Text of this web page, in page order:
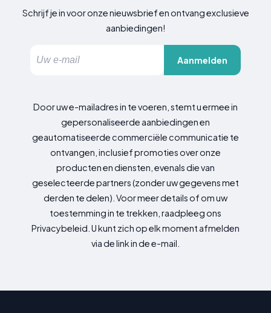
Schrijf je in voor onze nieuwsbrief en ontvang exclusieve
aanbiedingen!
Aanmelden
Door uw e-mailadres in te voeren, stemt u ermee in
gepersonaliseerde aanbiedingen en
geautomatiseerde commerciële communicatie te
ontvangen, inclusief promoties over onze
producten en diensten, evenals die van
geselecteerde partners (zonder uw gegevens met
derden te delen). Voor meer details of om uw
toestemming in te trekken, raadpleeg ons
Privacybeleid. U kunt zich op elk moment afmelden
via de link in de e-mail.